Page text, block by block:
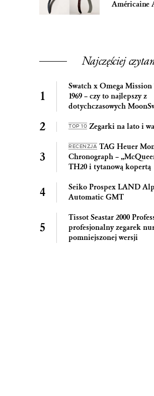
Américaine
Najczęściej
Swatch x Omega
1969 – czy to najlepszy z
dotychczasowych
TOP 10 Zegarki na lato i
RECENZJA TAG Heuer
Chronograph –
TH20 i tytanową kopertą
Seiko Prospex LAND
Automatic GMT
Tissot Seastar 2000
profesjonalny zegarek
pomniejszonej wersji